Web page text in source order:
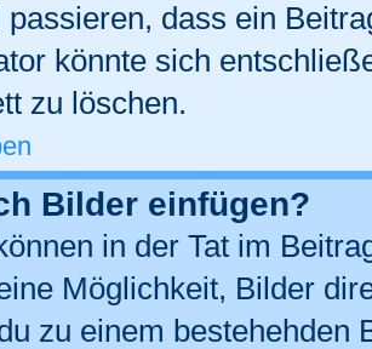
passieren, dass ein
könnte sich
zu löschen.
Bilder einfügen?
in der Tat im
Möglichkeit, Bilder
zu einem bestehehden